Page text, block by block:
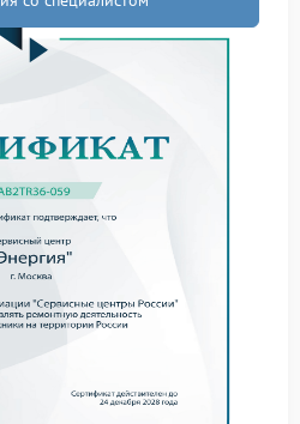
ремонт Энергия
решением, так как
может усугубить
простые действия:
установки;
сервис Энергия
и выбрать
центр